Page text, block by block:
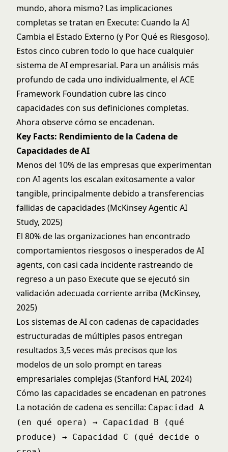
mundo, ahora mismo? Las implicaciones
completas se tratan en Execute: Cuando la AI
Cambia el Estado Externo (y Por Qué es Riesgoso).
Estos cinco cubren todo lo que hace cualquier
sistema de AI empresarial. Para un análisis más
profundo de cada uno individualmente, el ACE
Framework Foundation cubre las cinco
capacidades con sus definiciones completas.
Ahora observe cómo se encadenan.
Key Facts: Rendimiento de la Cadena de
Capacidades de AI
Menos del 10% de las empresas que experimentan
con AI agents los escalan exitosamente a valor
tangible, principalmente debido a transferencias
fallidas de capacidades (McKinsey Agentic AI
Study, 2025)
El 80% de las organizaciones han encontrado
comportamientos riesgosos o inesperados de AI
agents, con casi cada incidente rastreando de
regreso a un paso Execute que se ejecutó sin
validación adecuada corriente arriba (McKinsey,
2025)
Los sistemas de AI con cadenas de capacidades
estructuradas de múltiples pasos entregan
resultados 3,5 veces más precisos que los
modelos de un solo prompt en tareas
empresariales complejas (Stanford HAI, 2024)
Cómo las capacidades se encadenan en patrones
La notación de cadena es sencilla: Capacidad A
(en qué opera) → Capacidad B (qué
produce) → Capacidad C (qué decide o